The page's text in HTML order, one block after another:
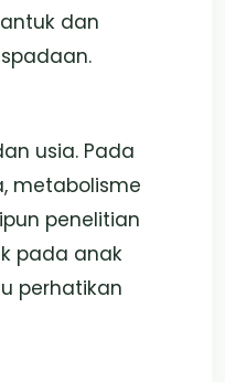
dan
usia. Pada
metabolisme
penelitian
pada anak
perhatikan